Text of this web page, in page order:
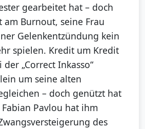
gearbeitet hat – doch
am Burnout, seine Frau
Gelenkentzündung kein
spielen. Kredit um Kredit
der „Correct Inkasso“
um seine alten
– doch genützt hat
Pavlou hat ihm
des